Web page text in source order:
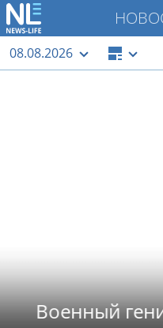
08.08.2026
Военный